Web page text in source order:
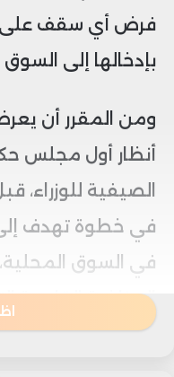
فرض أي سقف على
بإدخالها إلى
ومن المقرر أن
أنظار أول مجلس
الصيفية للوزراء،
في خطوة تهدف
في السوق
المناخية القاسية
السنوات الأخيرة،